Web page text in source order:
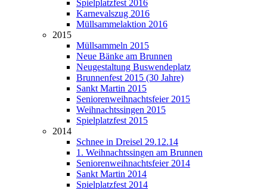
Spielplatzfest 2016
Karnevalszug 2016
Müllsammelaktion 2016
2015
Müllsammeln 2015
Neue Bänke am Brunnen
Neugestaltung Buswendeplatz
Brunnenfest 2015 (30 Jahre)
Sankt Martin 2015
Seniorenweihnachtsfeier 2015
Weihnachtssingen 2015
Spielplatzfest 2015
2014
Schnee in Dreisel 29.12.14
1. Weihnachtssingen am Brunnen
Seniorenweihnachtsfeier 2014
Sankt Martin 2014
Spielplatzfest 2014